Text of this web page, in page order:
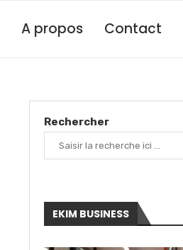
A propos Contact
Rechercher
EKIM BUSINESS